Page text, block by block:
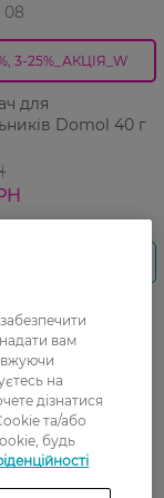
08
3-25%_АКЦІЯ_W
для
Domol 40 г
вам
на
дізнатися
та/або
будь